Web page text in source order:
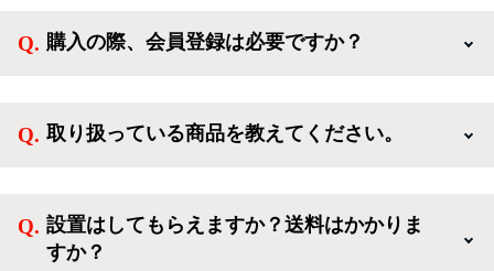
購入の際、会員登録は必要ですか？
方、登録しなくてもカートに商品を入れた後、ログイ
取り扱っている商品を教えてください。
活を応援するような家電セットから、季節・空調家
電、調理家電、生活家電まで、幅広く中古家電を取り
設置はしてもらえますか？送料はかかりま
すか？